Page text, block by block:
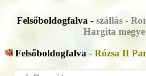
Felsőboldogfalva - szállás -
Hargita megye
Felsőboldogfalva - Rózsa II